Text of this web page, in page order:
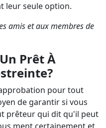
leur seule option.
amis et aux membres de
Prêt À
pour tout
de garantir si vous
prêteur qui dit qu'il peut